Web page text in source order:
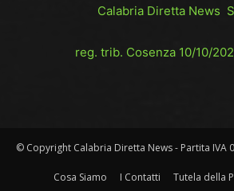
Calabria Diretta News
reg. trib. Cosenza 10/10/
© Copyright Calabria Diretta News - Partita IVA
Cosa Siamo I Contatti Tutela della